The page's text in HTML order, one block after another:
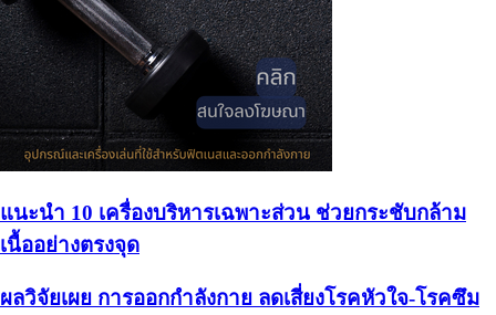
แนะนำ 10 เครื่องบริหารเฉพาะส่วน ช่วยกระชับกล้าม
เนื้ออย่างตรงจุด
ผลวิจัยเผย การออกกำลังกาย ลดเสี่ยงโรคหัวใจ-โรคซึม